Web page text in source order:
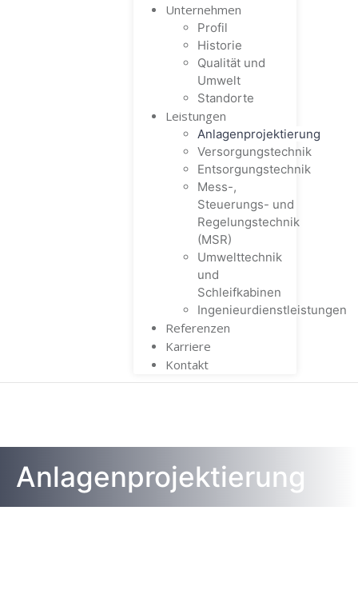
Unternehmen
Profil
Historie
Qualität und
Umwelt
Standorte
Leistungen
Anlagenprojektierung
Versorgungstechnik
Entsorgungstechnik
Mess-,
Steuerungs- und
Regelungstechnik
(MSR)
Umwelttechnik
und
Schleifkabinen
Ingenieurdienstleistungen
Referenzen
Karriere
Kontakt
Anlagenprojektierung